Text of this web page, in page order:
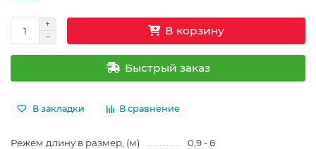
В корзину
Быстрый заказ
В закладки В сравнение
Режем длину в размер, (м)
0,9 - 6